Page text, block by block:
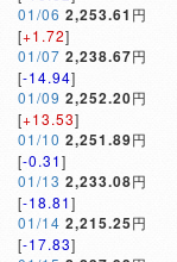
01/06 2,253.61 円
[+1.72]
01/07 2,238.67円
[-14.94]
01/09 2,252.20円
[+13.53]
01/10 2,251.89円
[-0.31]
01/13 2,233.08円
[-18.81]
01/14 2,215.25円
[-17.83]